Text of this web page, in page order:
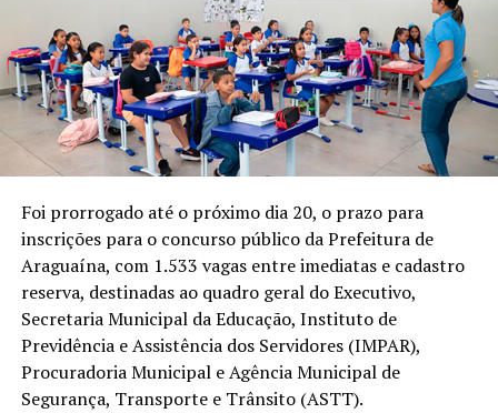
Foi prorrogado até o próximo dia 20, o prazo para
inscrições para o concurso público da Prefeitura de
Araguaína, com 1.533 vagas entre imediatas e cadastro
reserva, destinadas ao quadro geral do Executivo,
Secretaria Municipal da Educação, Instituto de
Previdência e Assistência dos Servidores (IMPAR),
Procuradoria Municipal e Agência Municipal de
Segurança, Transporte e Trânsito (ASTT).